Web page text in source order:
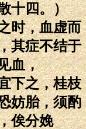
十四。）
时，血虚而
其症不结于
血，
下之，桂枝
妨胎，须酌
俟分娩